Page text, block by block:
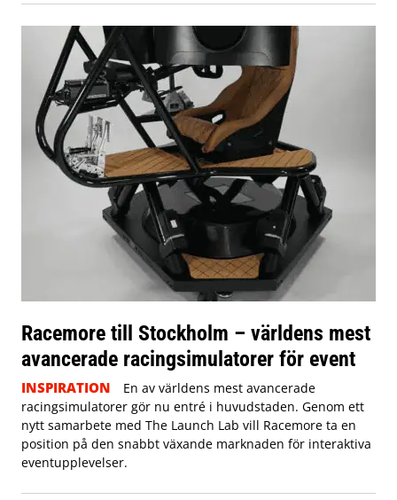
Racemore till Stockholm – världens mest
avancerade racingsimulatorer för event
INSPIRATION
En av världens mest avancerade
racingsimulatorer gör nu entré i huvudstaden. Genom ett
nytt samarbete med The Launch Lab vill Racemore ta en
position på den snabbt växande marknaden för interaktiva
eventupplevelser.